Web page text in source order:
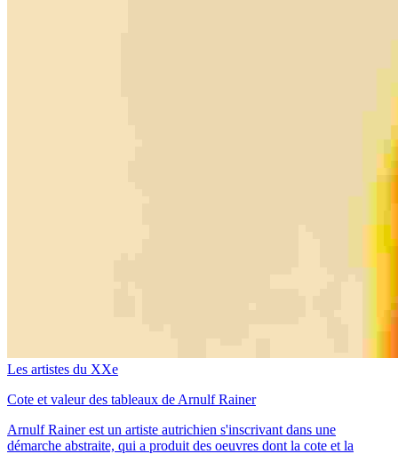
Les artistes du XXe
Cote et valeur des tableaux de Arnulf Rainer
Arnulf Rainer est un artiste autrichien s'inscrivant dans une
démarche abstraite, qui a produit des oeuvres dont la cote et la